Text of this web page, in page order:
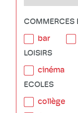
COMMERCES
bar
LOISIRS
cinéma
ECOLES
collège